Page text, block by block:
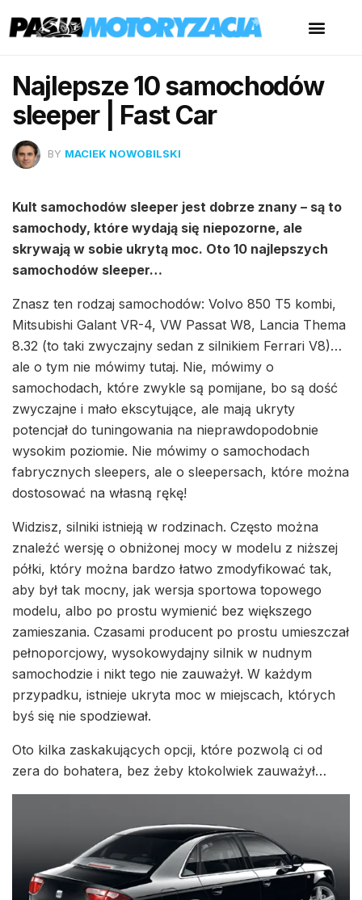
Najlepsze 10 samochodów
sleeper | Fast Car
BY MACIEK NOWOBILSKI
Kult samochodów sleeper jest dobrze znany – są to
samochody, które wydają się niepozorne, ale
skrywają w sobie ukrytą moc. Oto 10 najlepszych
samochodów sleeper…
Znasz ten rodzaj samochodów: Volvo 850 T5 kombi,
Mitsubishi Galant VR-4, VW Passat W8, Lancia Thema
8.32 (to taki zwyczajny sedan z silnikiem Ferrari V8)…
ale o tym nie mówimy tutaj. Nie, mówimy o
samochodach, które zwykle są pomijane, bo są dość
zwyczajne i mało ekscytujące, ale mają ukryty
potencjał do tuningowania na nieprawdopodobnie
wysokim poziomie. Nie mówimy o samochodach
fabrycznych sleepers, ale o sleepersach, które można
dostosować na własną rękę!
Widzisz, silniki istnieją w rodzinach. Często można
znaleźć wersję o obniżonej mocy w modelu z niższej
półki, który można bardzo łatwo zmodyfikować tak,
aby był tak mocny, jak wersja sportowa topowego
modelu, albo po prostu wymienić bez większego
zamieszania. Czasami producent po prostu umieszczał
pełnoporcjowy, wysokowydajny silnik w nudnym
samochodzie i nikt tego nie zauważył. W każdym
przypadku, istnieje ukryta moc w miejscach, których
byś się nie spodziewał.
Oto kilka zaskakujących opcji, które pozwolą ci od
zera do bohatera, bez żeby ktokolwiek zauważył…